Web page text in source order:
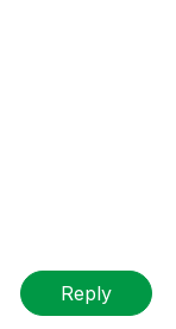
Reply